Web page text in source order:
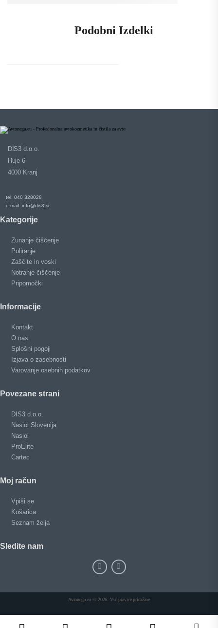
Podobni Izdelki
DIS3 d.o.o.
Huje 6
4000 Kranj
tel: 040 328028
e-mail: info@dis3.si
Kategorije
Zunanje čiščenje
Poliranje
Zaščite in voski
Notranje čiščenje
Pripomočki
Informacije
Kontakt
O nas
Splošni pogoji
Izjava o zasebnosti
Varovanje osebnih podatkov
Povezane strani
DIS3 d.o.o.
Nasiol Slovenija
Nasiol
ProElite
Cartec
Moj račun
Vpiši se
Košarica
Seznam želja
Sledite nam
Avtonega.eu © 2026. Vse pravice pridržane